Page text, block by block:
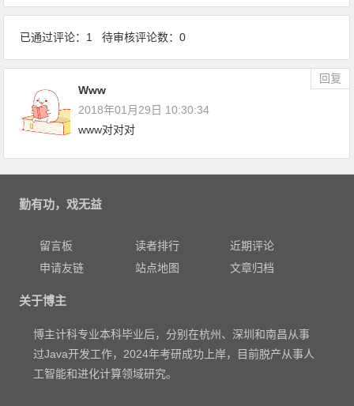
已通过评论：1 待审核评论数：0
Www
回复
2018年01月29日 10:30:34
www对对对
勤有功，戏无益
留言板 读者排行
近期评论
申请友链
站点地图 文章归档
关于博主
博主计科专业本科毕业后，分别在杭州、深圳和南昌从事
过Java开发工作，2024年考研成功上岸，目前脱产从事人
工智能和进化计算领域研究。